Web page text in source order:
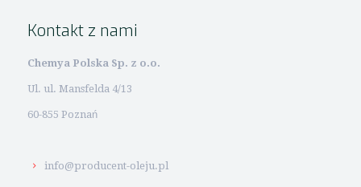
Kontakt z nami
Chemya Polska Sp. z o.o.
Ul. ul. Mansfelda 4/13
60-855 Poznań
info@producent-oleju.pl